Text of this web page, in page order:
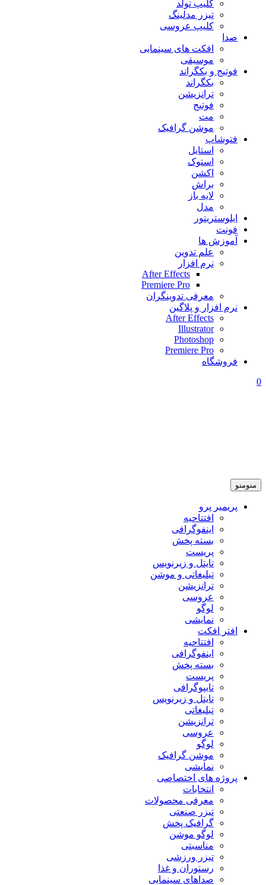
کلیپ تولد
تیزر مدلینگ
کلیپ عروسی
صدا
افکت های سینمایی
موسیقی
فوتیج و بکگراند
بکگراند
ترانزیشن
فوتیج
مت
موشن گرافیک
فتوشاپ
استایل
استوک
اکشن
براش
لایه باز
مدل
ایلوستریتور
فونت
آموزش ها
علم تدوین
نرم افزار
After Effects
Premiere Pro
معرفی تدوینگران
نرم افزار و پلاگین
After Effects
Illustrator
Photoshop
Premiere Pro
فروشگاه
0
منومنو
پریمیر پرو
افتتاحیه
اینفوگرافی
بسته پخش
پریست
تایتل و زیرنویس
تبلیغاتی و موشن
ترانزیشن
عروسی
لوگو
نمایشی
افتر افکت
افتتاحیه
اینفوگرافی
بسته پخش
پریست
تایپوگرافی
تایتل و زیرنویس
تبلیغاتی
ترانزیشن
عروسی
لوگو
موشن گرافیک
نمایشی
پروژه های اختصاصی
انتخابات
معرفی محصولات
تیزر صنعتی
گرافیک پخش
لوگو موشن
مناسبتی
تیزر ورزشی
رستوران و غذا
صداهای سینمایی